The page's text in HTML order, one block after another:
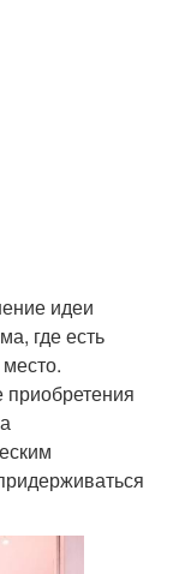
идеи
где есть